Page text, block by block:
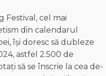
Festival, cel mai
din calendarul
își doresc să dubleze
astfel 2.500 de
să se înscrie la cea de-